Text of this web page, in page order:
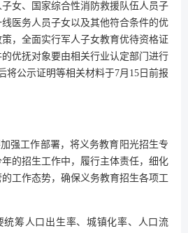
女、国家综合性消防救援队伍人员子
医务人员子女以及其他符合条件的优
，全面实行军人子女教育优待资格证
优抚对象要由相关行业认定部门进行
将公示证明等相关材料于7月15日前报
强工作部署，将义务教育阳光招生专
的招生工作中，履行主体责任，细化
工作态势，确保义务教育招生各项工
统筹人口出生率、城镇化率、人口流